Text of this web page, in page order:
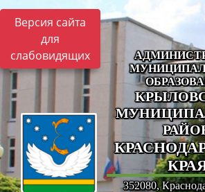
Версия сайта
для
слабовидящих
352080,